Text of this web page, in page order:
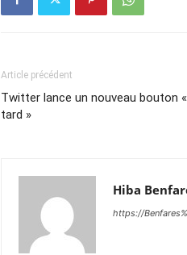
Article précédent
Twitter lance un nouveau bouton
tard »
Hiba
https://